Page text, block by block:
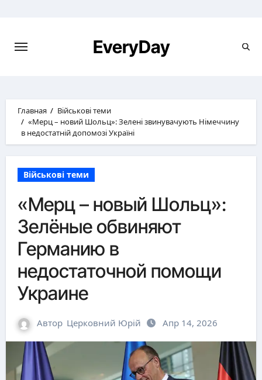
EveryDay
Главная
Військові теми
«Мерц – новий Шольц»: Зелені звинувачують Німеччину
в недостатній допомозі Україні
Військові теми
«Мерц – новый Шольц»:
Зелёные обвиняют
Германию в
недостаточной помощи
Украине
Автор Церковний Юрій Апр 14, 2026